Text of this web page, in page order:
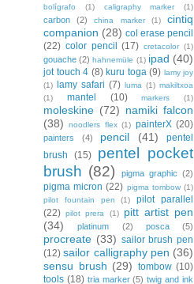
bolígrafo (1) caligraphy marker (1)
carbon (2) china marker (1)
cintiq
companion (28) col erase pencil
(22) color pencil (17) cretacolor (1)
gouache (2) hahnemüle (1) ipad (40)
jot touch 4 (8) kuru toga (9) lamy joy
(1) lamy safari (7) luma (1) makiltxoa
(1)
mantel (10) markers (1)
moleskine (72) namiki falcon
(38)
noodlers flex (1) painterX (20)
painters (4) pencil (41)
pentel
brush
(15)
pentel pocket
brush (82) pigma graphic (2)
pigma micron (22) pigma tombow (1)
pilot fountain pen
(1)
pilot parallel
(22) pilot prera (1)
pitt artist pen
(34)
platinum (2) posca (5)
procreate (33) sailor brush pen
(12) sailor calligraphy pen (36)
sensu brush (29) tombow (10)
tools (18) tria marker (5) twig and ink